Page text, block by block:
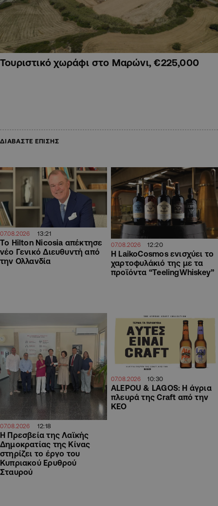
Τουριστικό χωράφι στο Μαρώνι, €225,000
ΔΙΑΒΑΣΤΕ ΕΠΙΣΗΣ
07.08.2026 13:21
Το Hilton Nicosia απέκτησε
νέο Γενικό Διευθυντή από
την Ολλανδία
07.08.2026 12:20
Η LaikoCosmos ενισχύει το
χαρτοφυλάκιό της με τα
προϊόντα “TeelingWhiskey”
07.08.2026 12:18
Η Πρεσβεία της Λαϊκής
Δημοκρατίας της Κίνας
στηρίζει το έργο του
Κυπριακού Ερυθρού
Σταυρού
07.08.2026 10:30
ALEPOU & LAGOS: Η άγρια
πλευρά της Craft από την
ΚΕΟ